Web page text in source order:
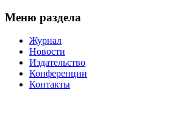
Меню раздела
Журнал
Новости
Издательство
Конференции
Контакты